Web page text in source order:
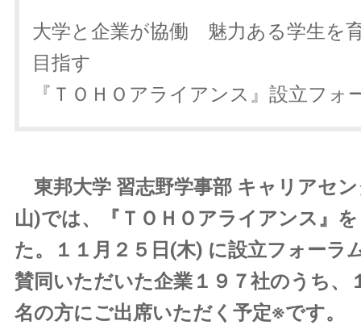
大学と企業が協働 魅力ある学生を
目指す
『ＴＯＨＯアライアンス』設立フ
東邦大学 習志野学事部 キャリアセ
山)では、『ＴＯＨＯアライアンス
た。１１月２５日(木) に設立フォーラ
賛同いただいた企業１９７社のうち、
名の方にご出席いただく予定※です。